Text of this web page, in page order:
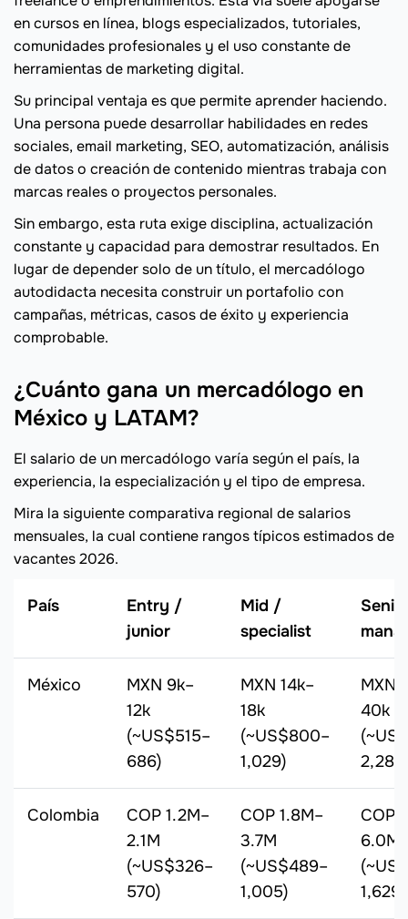
en cursos en línea, blogs especializados, tutoriales,
comunidades profesionales y el uso constante de
herramientas de marketing digital.
Su principal ventaja es que permite aprender haciendo.
Una persona puede desarrollar habilidades en redes
sociales, email marketing, SEO, automatización, análisis
de datos o creación de contenido mientras trabaja con
marcas reales o proyectos personales.
Sin embargo, esta ruta exige disciplina, actualización
constante y capacidad para demostrar resultados. En
lugar de depender solo de un título, el mercadólogo
autodidacta necesita construir un portafolio con
campañas, métricas, casos de éxito y experiencia
comprobable.
¿Cuánto gana un mercadólogo en
México y LATAM?
El salario de un mercadólogo varía según el país, la
experiencia, la especialización y el tipo de empresa.
Mira la siguiente comparativa regional de salarios
mensuales, la cual contiene rangos típicos estimados de
vacantes 2026.
País
Entry /
junior
Mid /
specialist
México
MXN 9k–
12k
(~US$515–
686)
MXN 14k–
18k
(~US$800–
1,029)
MXN
40k
2,287)
Colombia
COP 1.2M–
2.1M
(~US$326–
570)
COP 1.8M–
3.7M
(~US$489–
1,005)
COP
6.0M
1,629)